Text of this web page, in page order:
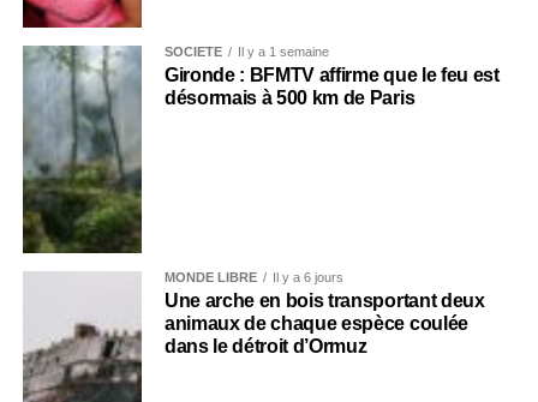
SOCIÉTÉ Il y a 1 semaine
Gironde : BFMTV affirme que le feu est
désormais à 500 km de Paris
MONDE LIBRE Il y a 6 jours
Une arche en bois transportant deux
animaux de chaque espèce coulée
dans le détroit d’Ormuz